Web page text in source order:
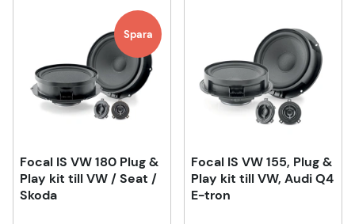
Spara
Focal IS VW 180 Plug &
Play kit till VW / Seat /
Skoda
Focal IS VW 155, Plug &
Play kit till VW, Audi Q4
E-tron